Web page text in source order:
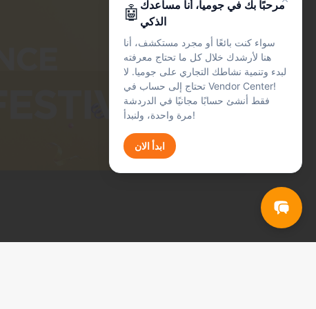
🤖 مرحبًا بك في جوميا، أنا مساعدك
الذكي
سواء كنت بائعًا أو مجرد مستكشف، أنا
هنا لأرشدك خلال كل ما تحتاج معرفته
لبدء وتنمية نشاطك التجاري على جوميا. لا
تحتاج إلى حساب في Vendor Center!
فقط أنشئ حسابًا مجانيًا في الدردشة
مرة واحدة، ولنبدأ!
ابدأ الان
الطلبات والشحن
المدفوعات والعمولات والرسوم
المنتجات
إدراج المنتجات
الشكاوى
الشكاوى والدعم
Get Started